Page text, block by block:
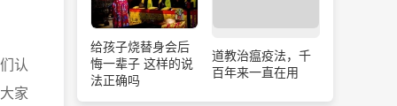
认
家
给孩子烧替身会后
悔一辈子 这样的说
法正确吗
道教治瘟疫法，千
百年来一直在用